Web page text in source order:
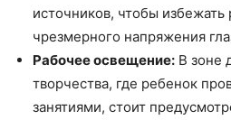
источников, чтобы избежать
чрезмерного напряжения
Рабочее освещение: В зоне
творчества, где ребенок
занятиями, стоит